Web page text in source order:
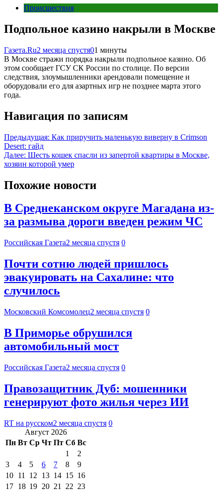
Происшествия
Подпольное казино накрыли в Москве
Газета.Ru2 месяца спустя01 минуты
В Москве стражи порядка накрыли подпольное казино. Об
этом сообщает ГСУ СК России по столице. По версии
следствия, злоумышленники арендовали помещение и
оборудовали его для азартных игр не позднее марта этого
года.
Навигация по записям
Предыдущая: Как приручить маленькую виверну в Crimson
Desert: гайд
Далее: Шесть кошек спасли из запертой квартиры в Москве,
хозяин которой умер
Похожие новости
В Среднеканском округе Магадана из-
за размыва дороги введен режим ЧС
Российская Газета2 месяца спустя 0
Почти сотню людей пришлось
эвакуировать на Сахалине: что
случилось
Московский Комсомолец2 месяца спустя 0
В Приморье обрушился
автомобильный мост
Российская Газета2 месяца спустя 0
Правозащитник Дуб: мошенники
генерируют фото жилья через ИИ
RT на русском2 месяца спустя 0
Август 2026
Пн Вт Ср Чт Пт Сб Вс
1
2
3
4 5 6 7 8
9
10 11 12 13 14 15 16
17 18 19 20 21 22 23